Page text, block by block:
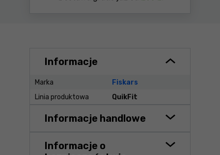
Informacje
Marka
Fiskars
Linia produktowa
QuikFit
Informacje handlowe
Informacje o